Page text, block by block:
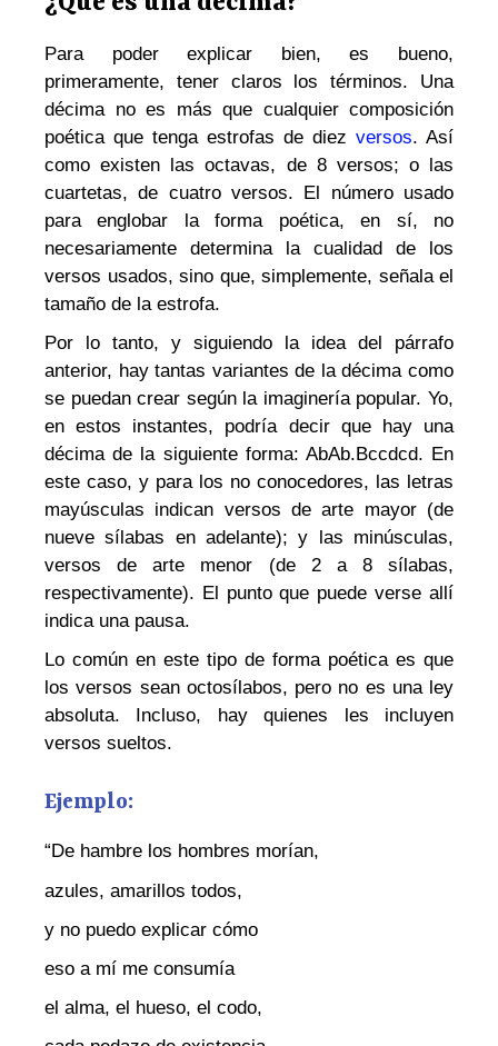
Para poder explicar bien, es bueno,
primeramente, tener claros los términos. Una
décima no es más que cualquier composición
poética que tenga estrofas de diez versos. Así
como existen las octavas, de 8 versos; o las
cuartetas, de cuatro versos. El número usado
para englobar la forma poética, en sí, no
necesariamente determina la cualidad de los
versos usados, sino que, simplemente, señala el
tamaño de la estrofa.
Por lo tanto, y siguiendo la idea del párrafo
anterior, hay tantas variantes de la décima como
se puedan crear según la imaginería popular. Yo,
en estos instantes, podría decir que hay una
décima de la siguiente forma: AbAb.Bccdcd. En
este caso, y para los no conocedores, las letras
mayúsculas indican versos de arte mayor (de
nueve sílabas en adelante); y las minúsculas,
versos de arte menor (de 2 a 8 sílabas,
respectivamente). El punto que puede verse allí
indica una pausa.
Lo común en este tipo de forma poética es que
los versos sean octosílabos, pero no es una ley
absoluta. Incluso, hay quienes les incluyen
versos sueltos.
Ejemplo:
“De hambre los hombres morían,
azules, amarillos todos,
y no puedo explicar cómo
eso a mí me consumía
el alma, el hueso, el codo,